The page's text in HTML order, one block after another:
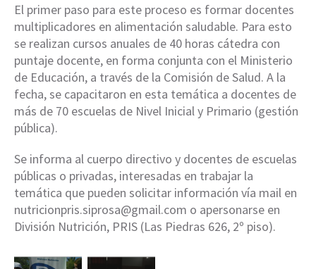
El primer paso para este proceso es formar docentes
multiplicadores en alimentación saludable. Para esto
se realizan cursos anuales de 40 horas cátedra con
puntaje docente, en forma conjunta con el Ministerio
de Educación, a través de la Comisión de Salud. A la
fecha, se capacitaron en esta temática a docentes de
más de 70 escuelas de Nivel Inicial y Primario (gestión
pública).
Se informa al cuerpo directivo y docentes de escuelas
públicas o privadas, interesadas en trabajar la
temática que pueden solicitar información vía mail en
nutricionpris.siprosa@gmail.com o apersonarse en
División Nutrición, PRIS (Las Piedras 626, 2º piso).